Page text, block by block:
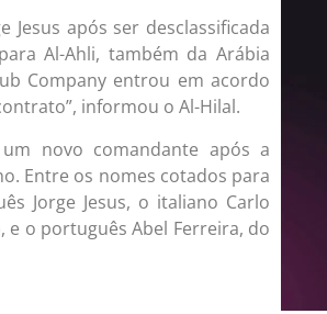
após ser desclassificada
Al-Ahli, também da Arábia
Company entrou em acordo
informou o Al-Hilal.
novo comandante após a
Entre os nomes cotados para
Jorge Jesus, o italiano Carlo
e o português Abel Ferreira, do